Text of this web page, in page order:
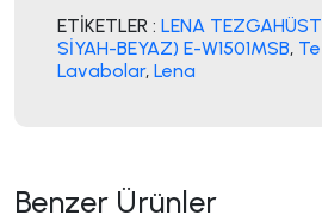
ETİKETLER : LENA
SİYAH-BEYAZ) E-W1501MSB,
Lavabolar, Lena
Benzer Ürünler